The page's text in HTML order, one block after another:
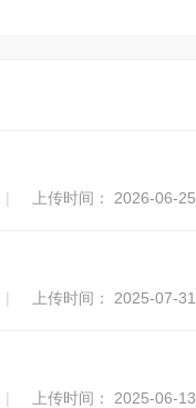
| 上传时间： 2026-06-25
| 上传时间： 2025-07-31
| 上传时间： 2025-06-13